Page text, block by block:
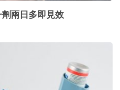
兩日多即見效